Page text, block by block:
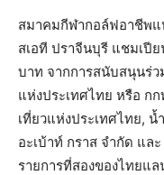
สมาคมกีฬากอล์ฟอาชีพแ
สเอที ปราจีนบุรี แชมเปี
บาท จากการสนับสนุนร่ว
แห่งประเทศไทย หรือ ก
เที่ยวแห่งประเทศไทย,
อะเบ้าท์ กราส จำกัด แล
รายการที่สองของไทยแ